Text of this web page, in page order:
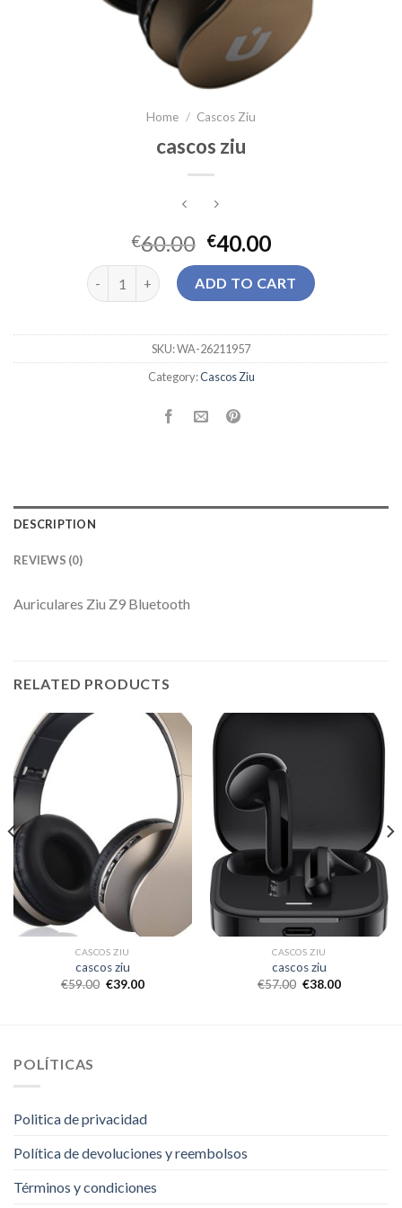
Home / Cascos Ziu
cascos ziu
€60.00 €40.00
cascos ziu quantityADD TO CART
SKU:WA-26211957
Category:Cascos Ziu
DESCRIPTION
REVIEWS (0)
Auriculares Ziu Z9 Bluetooth
RELATED PRODUCTS
CASCOS ZIU
cascos ziu
€59.00 €39.00
CASCOS ZIU
cascos ziu
€57.00 €38.00
POLÍTICAS
Politica de privacidad
Política de devoluciones y reembolsos
Términos y condiciones